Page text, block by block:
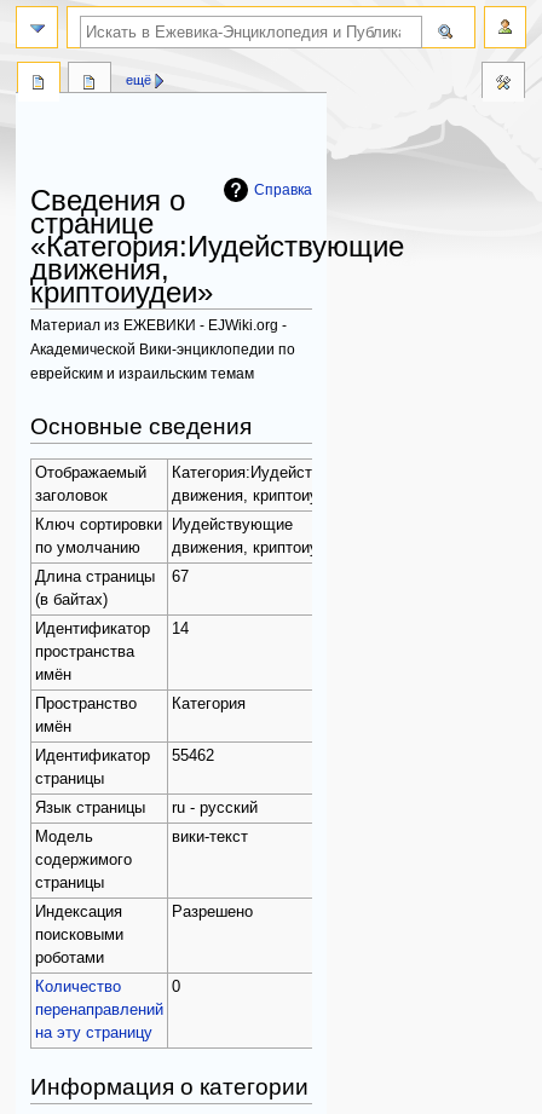
Справка
Сведения о
странице
«Категория:Иудействующие
движения,
криптоиудеи»
Материал из ЕЖЕВИКИ - EJWiki.org -
Академической Вики-энциклопедии по
еврейским и израильским темам
к
навигации
к
поиску
Основные сведения
Отображаемый
заголовок
Категория:Иудействующие
движения, криптоиудеи
Ключ сортировки
по умолчанию
Иудействующие
движения, криптоиудеи
Длина страницы
(в байтах)
67
Идентификатор
пространства
имён
14
Пространство
имён
Категория
Идентификатор
страницы
55462
Язык страницы
ru - русский
Модель
содержимого
страницы
вики-текст
Индексация
поисковыми
роботами
Разрешено
Количество
перенаправлений
на эту страницу
0
Информация о категории
ещё
поиск по словам